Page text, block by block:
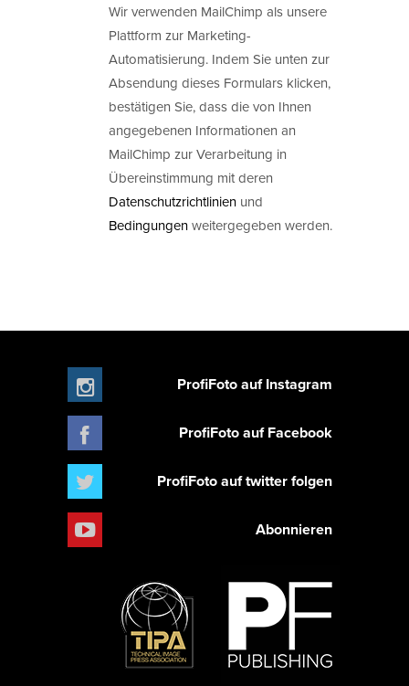
Wir verwenden MailChimp als unsere
Plattform zur Marketing-
Automatisierung. Indem Sie unten zur
Absendung dieses Formulars klicken,
bestätigen Sie, dass die von Ihnen
angegebenen Informationen an
MailChimp zur Verarbeitung in
Übereinstimmung mit deren
Datenschutzrichtlinien und
Bedingungenweitergegeben werden.
ProfiFoto auf Instagram
ProfiFoto auf Facebook
ProfiFoto auf twitter folgen
Abonnieren